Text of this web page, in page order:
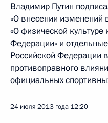
Владимир Путин
«О внесении
«О физической культуре
Федерации» и
Российской Федерации
противоправного
официальных
24 июля 2013 года 12:20